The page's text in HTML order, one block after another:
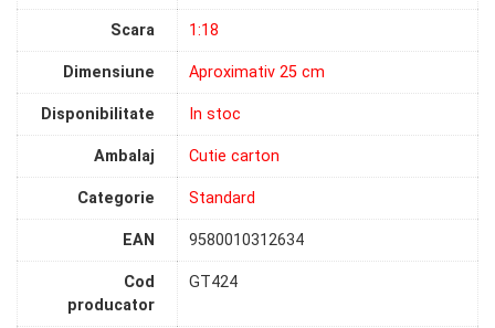
Scara 1:18
Dimensiune Aproximativ 25 cm
Disponibilitate In stoc
Ambalaj Cutie carton
Categorie Standard
EAN 9580010312634
Cod
producator
GT424